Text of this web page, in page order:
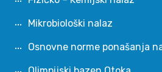
Mikrobiološki nalaz
Osnovne norme ponašanja